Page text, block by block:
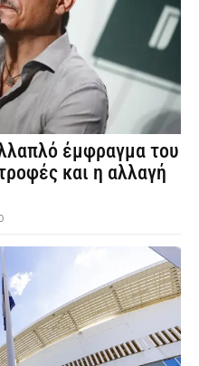
έμφραγμα του
και η αλλαγή